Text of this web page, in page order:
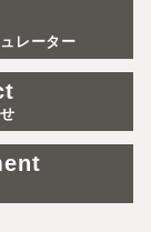
レーター